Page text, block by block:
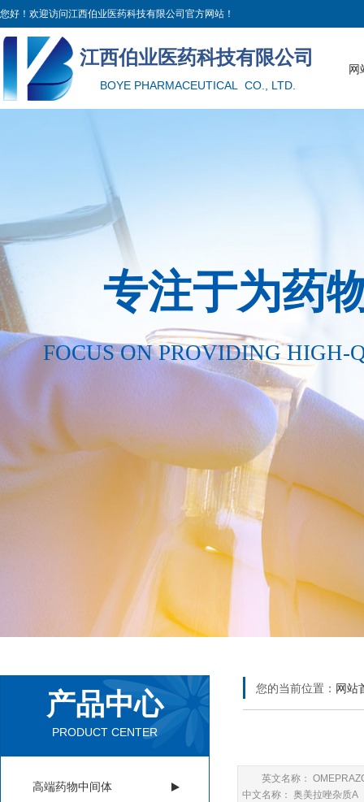
您好！欢迎访问江西伯业医药科技有限公司官方网站！
江西伯业医药科技有限公司
BOYE PHARMACEUTICAL CO., LTD.
网
专注于为药
FOCUS ON PROVIDING HIGH-
高端药物中间体
PRODUCT CENTER
产品中心 您的当前位置： 网站
英文名称：
中文名称： 奥美拉唑杂质A